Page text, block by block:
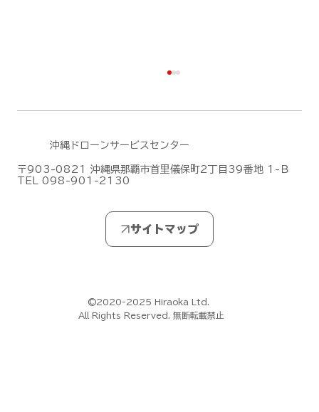
DJIがMic Mini シリーズの新作「DJI
©2020-2025 Hiraoka Ltd.
All Rights Reserved. 無断転載禁止
沖縄ドローンサービスセンター
〒903-0821 沖縄県那覇市首里儀保町2丁目39番地 1-Ｂ
TEL 098-901-2130